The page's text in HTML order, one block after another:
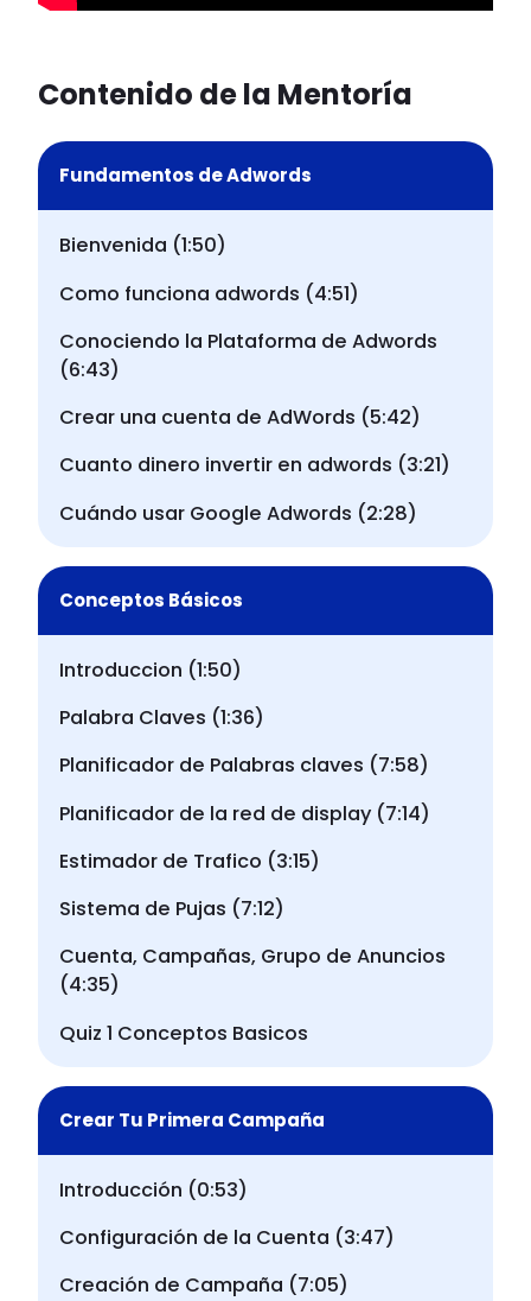
Contenido de la Mentoría
Fundamentos de Adwords
Bienvenida (1:50)
Como funciona adwords (4:51)
Conociendo la Plataforma de Adwords
(6:43)
Crear una cuenta de AdWords (5:42)
Cuanto dinero invertir en adwords (3:21)
Cuándo usar Google Adwords (2:28)
Conceptos Básicos
Introduccion (1:50)
Palabra Claves (1:36)
Planificador de Palabras claves (7:58)
Planificador de la red de display (7:14)
Estimador de Trafico (3:15)
Sistema de Pujas (7:12)
Cuenta, Campañas, Grupo de Anuncios
(4:35)
Quiz 1 Conceptos Basicos
Crear Tu Primera Campaña
Introducción (0:53)
Configuración de la Cuenta (3:47)
Creación de Campaña (7:05)